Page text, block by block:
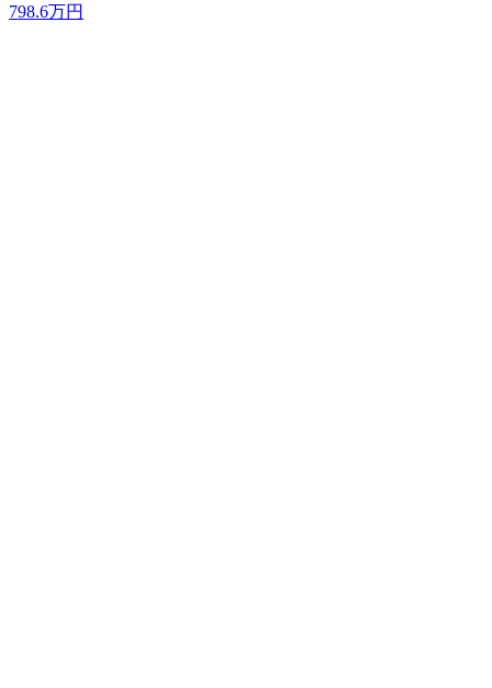
798.6万円